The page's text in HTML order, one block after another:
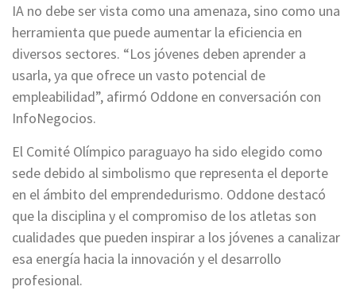
IA no debe ser vista como una amenaza, sino como una
herramienta que puede aumentar la eficiencia en
diversos sectores. “Los jóvenes deben aprender a
usarla, ya que ofrece un vasto potencial de
empleabilidad”, afirmó Oddone en conversación con
InfoNegocios.
El Comité Olímpico paraguayo ha sido elegido como
sede debido al simbolismo que representa el deporte
en el ámbito del emprendedurismo. Oddone destacó
que la disciplina y el compromiso de los atletas son
cualidades que pueden inspirar a los jóvenes a canalizar
esa energía hacia la innovación y el desarrollo
profesional.